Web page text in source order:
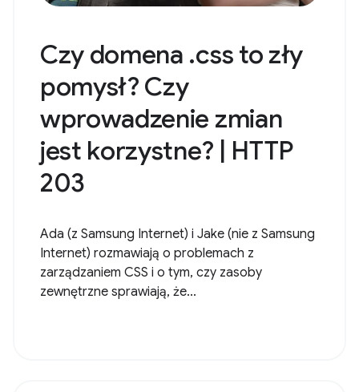
Czy domena .css to zły
pomysł? Czy
wprowadzenie zmian
jest korzystne? | HTTP
203
Ada (z Samsung Internet) i Jake (nie z Samsung
Internet) rozmawiają o problemach z
zarządzaniem CSS i o tym, czy zasoby
zewnętrzne sprawiają, że...